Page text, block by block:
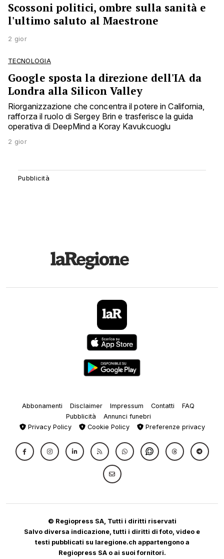
Scossoni politici, ombre sulla sanità e
l'ultimo saluto al Maestrone
2 gior
TECNOLOGIA
Google sposta la direzione dell'IA da
Londra alla Silicon Valley
Riorganizzazione che concentra il potere in California,
rafforza il ruolo di Sergey Brin e trasferisce la guida
operativa di DeepMind a Koray Kavukcuoglu
2 gior
Abbonamenti Disclaimer Impressum Contatti
FAQ
Pubblicità
Annunci funebri
Privacy Policy
Cookie Policy Preferenze privacy
© Regiopress SA, Tutti i diritti riservati
Salvo diversa indicazione, tutti i diritti di foto, video e
testi pubblicati su laregione.ch appartengono a
Regiopress SA o ai suoi fornitori.